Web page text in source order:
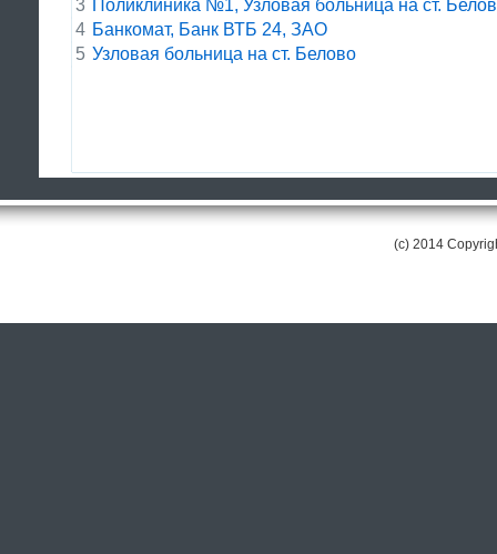
3 Поликлиника №1, Узловая больница на ст.
4 Банкомат, Банк ВТБ 24, ЗАО
5 Узловая больница на ст. Белово
(c) 2014